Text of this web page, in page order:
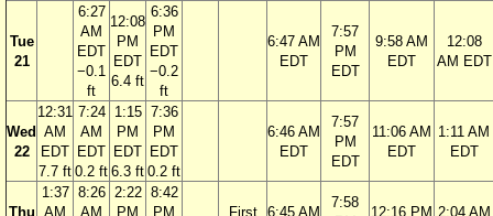
Tue
21
6:27
AM
EDT
−0.1
ft
12:08
PM
EDT
6.4 ft
6:36
PM
EDT
−0.2
ft
6:47 AM
EDT
7:57
PM
EDT
9:58 AM
EDT
12:08
AM EDT
Wed
22
12:31
AM
EDT
7.7 ft
7:24
AM
EDT
0.2 ft
1:15
PM
EDT
6.3 ft
7:36
PM
EDT
0.2 ft
6:46 AM
EDT
7:57
PM
EDT
11:06 AM
EDT
1:11 AM
EDT
Thu
1:37
AM
8:26
AM
2:22
PM
8:42
PM
First
6:45 AM
7:58
12:16 PM 2:04 AM